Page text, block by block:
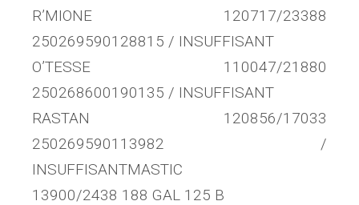
R’MIONE 120717/23388
250269590128815 / INSUFFISANT
O’TESSE 110047/21880
250268600190135 / INSUFFISANT
RASTAN 120856/17033
250269590113982 /
INSUFFISANTMASTIC
13900/2438 188 GAL 125 B